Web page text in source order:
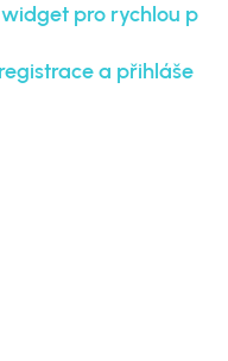
pro rychlou p
a přihláše